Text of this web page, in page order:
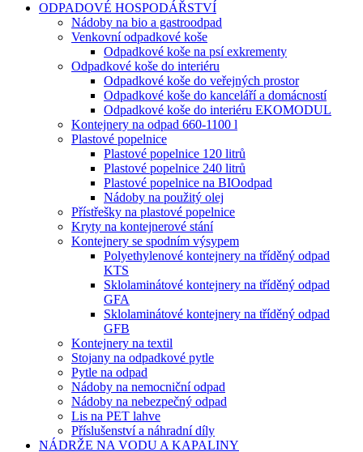
ODPADOVÉ HOSPODÁŘSTVÍ
Nádoby na bio a gastroodpad
Venkovní odpadkové koše
Odpadkové koše na psí exkrementy
Odpadkové koše do interiéru
Odpadkové koše do veřejných prostor
Odpadkové koše do kanceláří a domácností
Odpadkové koše do interiéru EKOMODUL
Kontejnery na odpad 660-1100 l
Plastové popelnice
Plastové popelnice 120 litrů
Plastové popelnice 240 litrů
Plastové popelnice na BIOodpad
Nádoby na použitý olej
Přístřešky na plastové popelnice
Kryty na kontejnerové stání
Kontejnery se spodním výsypem
Polyethylenové kontejnery na tříděný odpad
KTS
Sklolaminátové kontejnery na tříděný odpad
GFA
Sklolaminátové kontejnery na tříděný odpad
GFB
Kontejnery na textil
Stojany na odpadkové pytle
Pytle na odpad
Nádoby na nemocniční odpad
Nádoby na nebezpečný odpad
Lis na PET lahve
Příslušenství a náhradní díly
NÁDRŽE NA VODU A KAPALINY